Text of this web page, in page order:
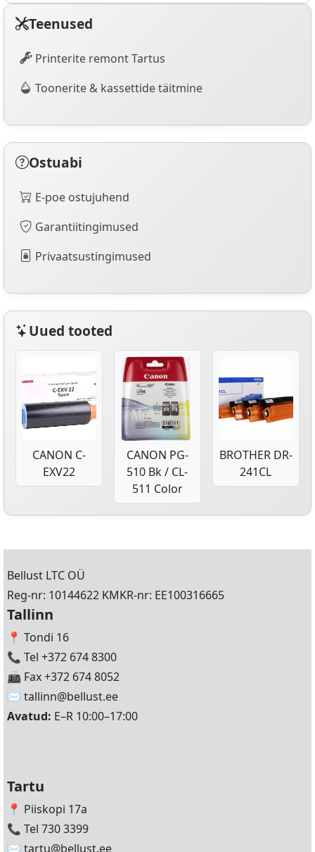
Teenused
Printerite remont Tartus
Toonerite & kassettide täitmine
Ostuabi
E-poe ostujuhend
Garantiitingimused
Privaatsustingimused
Uued tooted
CANON C-
EXV22
CANON PG-
510 Bk / CL-
511 Color
BROTHER DR-
241CL
Bellust LTC OÜ
Reg-nr: 10144622 KMKR-nr: EE100316665
Tallinn
📍 Tondi 16
📞 Tel +372 674 8300
📠 Fax +372 674 8052
✉️ tallinn@bellust.ee
Avatud: E–R 10:00–17:00
Tartu
📍 Piiskopi 17a
📞 Tel 730 3399
✉️ tartu@bellust.ee